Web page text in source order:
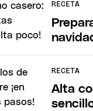
RECETA
RECETA
Alta